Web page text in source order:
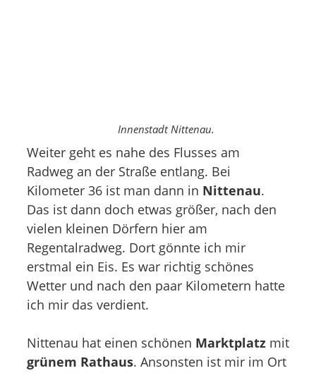
Innenstadt Nittenau.
Weiter geht es nahe des Flusses am
Radweg an der Straße entlang. Bei
Kilometer 36 ist man dann in Nittenau.
Das ist dann doch etwas größer, nach den
vielen kleinen Dörfern hier am
Regentalradweg. Dort gönnte ich mir
erstmal ein Eis. Es war richtig schönes
Wetter und nach den paar Kilometern hatte
ich mir das verdient.
Nittenau hat einen schönen Marktplatz mit
grünem Rathaus. Ansonsten ist mir im Ort